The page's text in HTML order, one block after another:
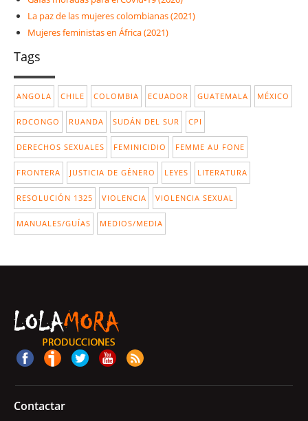
La paz de las mujeres colombianas (2021)
Mujeres feministas en África (2021)
Tags
ANGOLA CHILE COLOMBIA ECUADOR GUATEMALA MÉXICO
RDCONGO RUANDA SUDÁN DEL SUR CPI
DERECHOS SEXUALES FEMINICIDIO FEMME AU FONE
FRONTERA JUSTICIA DE GÉNERO LEYES LITERATURA
RESOLUCIÓN 1325 VIOLENCIA VIOLENCIA SEXUAL
MANUALES/GUÍAS MEDIOS/MEDIA
Contactar